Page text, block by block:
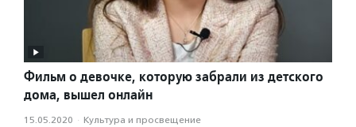
Фильм о девочке, которую забрали из детского
дома, вышел онлайн
15.05.2020 · Культура и просвещение